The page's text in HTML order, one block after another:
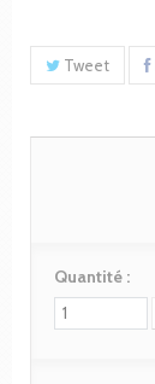
Tweet
Quantité :